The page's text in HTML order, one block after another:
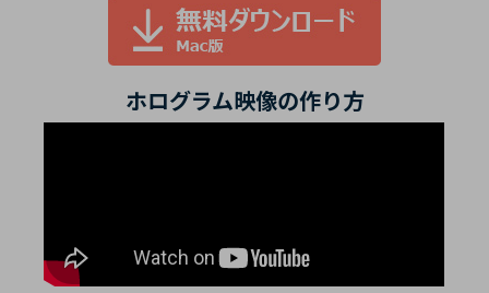
ホログラム映像の作り方